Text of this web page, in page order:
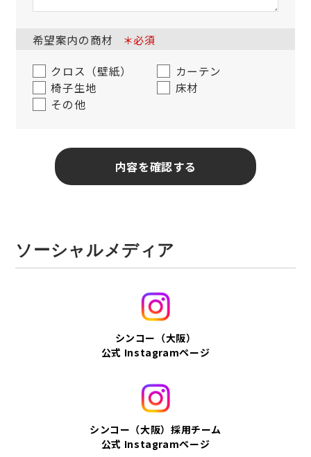
希望案内の商材 ＊必須
クロス（壁紙）
カーテン
椅子生地
床材
その他
内容を確認する
ソーシャルメディア
シンコー（大阪）
公式 Instagramページ
シンコー（大阪）採用チーム
公式 Instagramページ